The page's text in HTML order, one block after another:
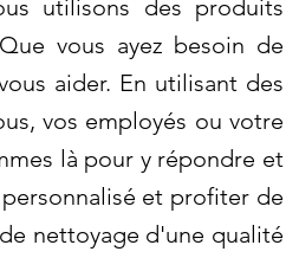
utilisons des produits
vous ayez besoin de
aider. En utilisant des
vos employés ou votre
là pour y répondre et
et profiter de
nettoyage d'une qualité